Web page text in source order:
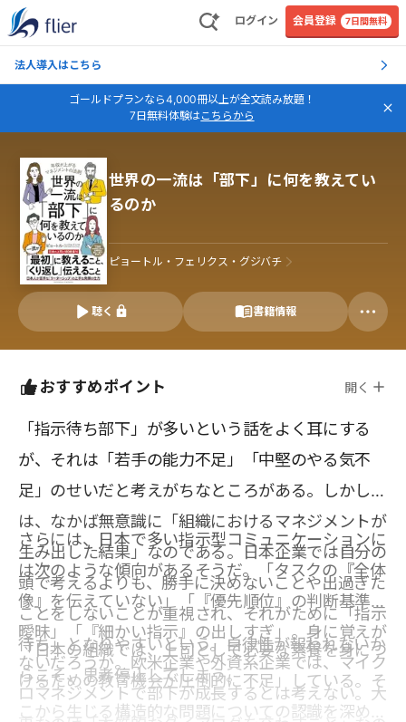
ログイン 会員登録 7日間無料
法人導入はこちら
ゴールドプランなら4,000冊以上が全文読み放題！
7日無料体験はこちらから
世界の一流は「部下」に何を教えてい
るのか
ピョートル・フェリクス・グジバチ
聴く 書籍情報
おすすめポイント 開く
「指示待ち部下」が多いという話をよく耳にする
が、それは「若手の能力不足」「中堅のやる気不
足」のせいだと考えがちなところがある。しかし実
は、なかば無意識に「組織におけるマネジメントが
生み出した結果」なのである。日本企業では自分の
頭で考えるよりも、勝手に決めないことや出過ぎた
ことをしないことが重視され、それがために「指示
待ち」となりやすいという。自律性が報われないか
らこそ、思考停止してしまう。
さらには、日本で多い指示型コミュニケーションに
は次のような傾向があるそうだ。「タスクの『全体
像』を伝えていない」「『優先順位』の判断基準が
曖昧」「『細かい指示』の出しすぎ」。身に覚えが
ないだろうか。欧米企業や外資系企業では、マイク
ロマネジメントで部下が成長するとは考えない。大
「日本の組織では、上司として必要な素養を身につ
けるための教育機会が圧倒的に不足」している。そ
こから生じる構造的な問題についての認識を深めな